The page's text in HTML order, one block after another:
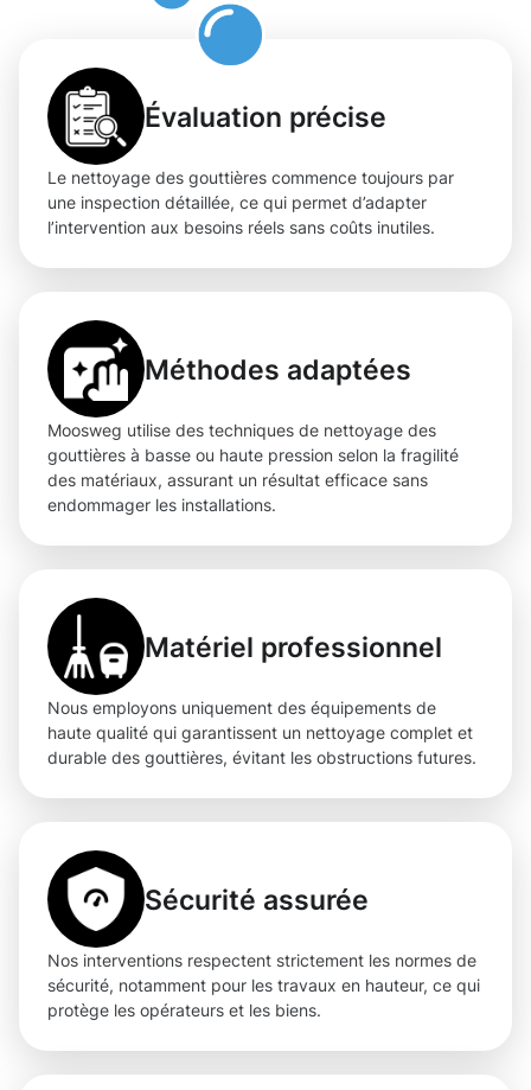
Évaluation précise
Le nettoyage des gouttières commence toujours par
une inspection détaillée, ce qui permet d’adapter
l’intervention aux besoins réels sans coûts inutiles.
Méthodes adaptées
Moosweg utilise des techniques de nettoyage des
gouttières à basse ou haute pression selon la fragilité
des matériaux, assurant un résultat efficace sans
endommager les installations.
Matériel professionnel
Nous employons uniquement des équipements de
haute qualité qui garantissent un nettoyage complet et
durable des gouttières, évitant les obstructions futures.
Sécurité assurée
Nos interventions respectent strictement les normes de
sécurité, notamment pour les travaux en hauteur, ce qui
protège les opérateurs et les biens.